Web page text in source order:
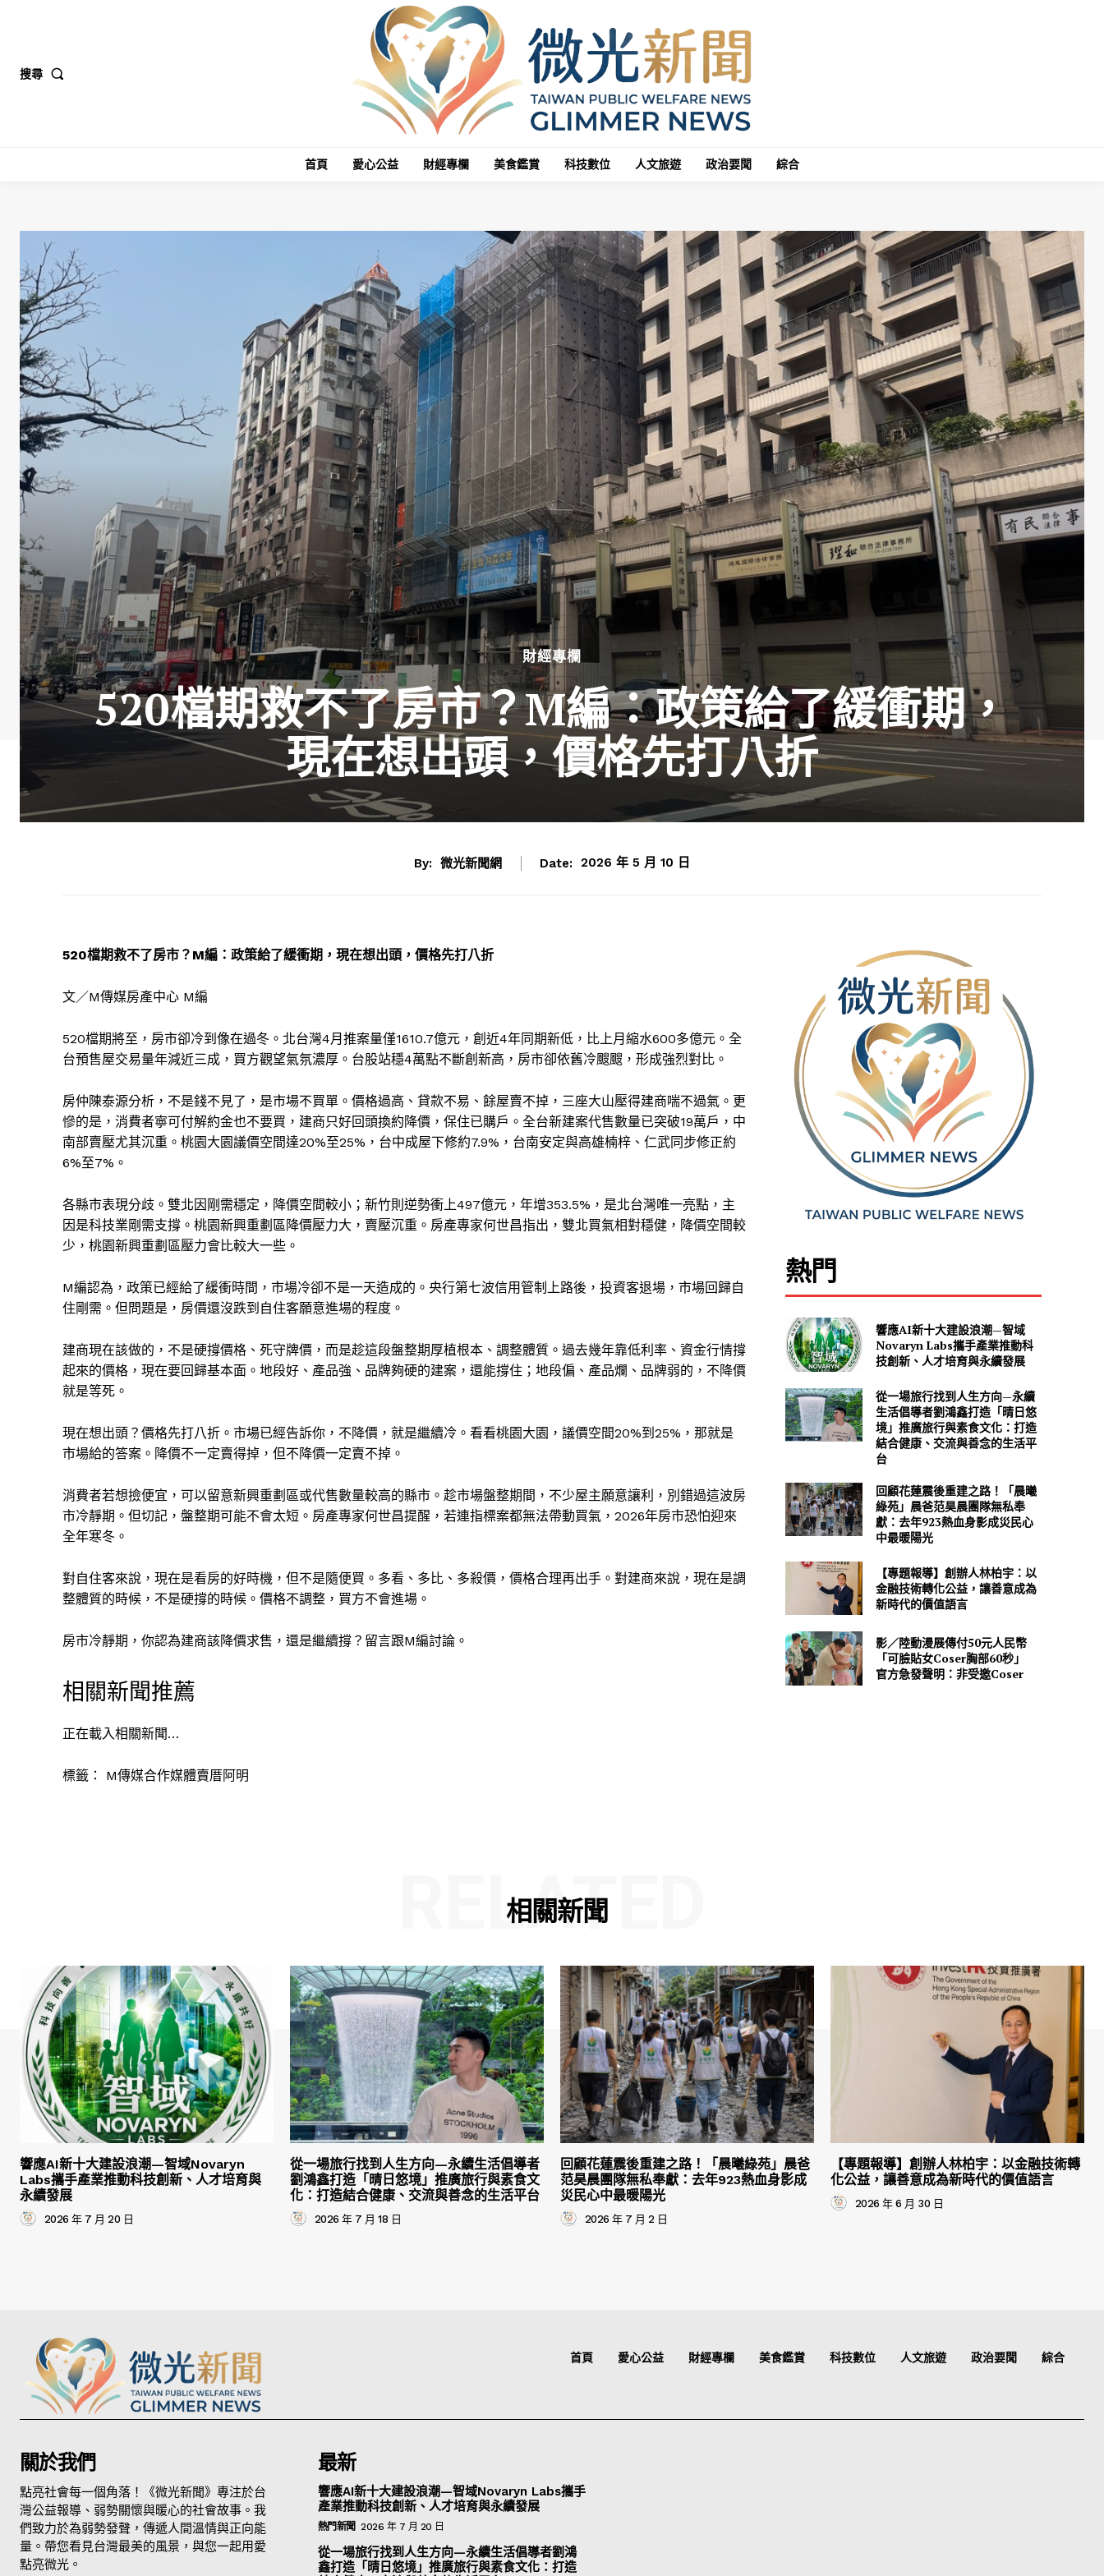
搜尋
首頁 愛心公益 財經專欄 美食鑑賞 科技數位 人文旅遊 政治要聞 綜合
財經專欄
520檔期救不了房市？M編：政策給了緩衝期，
現在想出頭，價格先打八折
By: 微光新聞網 Date: 2026 年 5 月 10 日
520檔期救不了房市？M編：政策給了緩衝期，現在想出頭，價格先打八折
文／M傳媒房產中心 M編
520檔期將至，房市卻冷到像在過冬。北台灣4月推案量僅1610.7億元，創近4年同期新低，比上月縮水600多億元。全
台預售屋交易量年減近三成，買方觀望氣氛濃厚。台股站穩4萬點不斷創新高，房市卻依舊冷颼颼，形成強烈對比。
房仲陳泰源分析，不是錢不見了，是市場不買單。價格過高、貸款不易、餘屋賣不掉，三座大山壓得建商喘不過氣。更
慘的是，消費者寧可付解約金也不要買，建商只好回頭換約降價，保住已購戶。全台新建案代售數量已突破19萬戶，中
南部賣壓尤其沉重。桃園大園議價空間達20%至25%，台中成屋下修約7.9%，台南安定與高雄楠梓、仁武同步修正約
6%至7%。
各縣市表現分歧。雙北因剛需穩定，降價空間較小；新竹則逆勢衝上497億元，年增353.5%，是北台灣唯一亮點，主
因是科技業剛需支撐。桃園新興重劃區降價壓力大，賣壓沉重。房產專家何世昌指出，雙北買氣相對穩健，降價空間較
少，桃園新興重劃區壓力會比較大一些。
M編認為，政策已經給了緩衝時間，市場冷卻不是一天造成的。央行第七波信用管制上路後，投資客退場，市場回歸自
住剛需。但問題是，房價還沒跌到自住客願意進場的程度。
建商現在該做的，不是硬撐價格、死守牌價，而是趁這段盤整期厚植根本、調整體質。過去幾年靠低利率、資金行情撐
起來的價格，現在要回歸基本面。地段好、產品強、品牌夠硬的建案，還能撐住；地段偏、產品爛、品牌弱的，不降價
就是等死。
現在想出頭？價格先打八折。市場已經告訴你，不降價，就是繼續冷。看看桃園大園，議價空間20%到25%，那就是
市場給的答案。降價不一定賣得掉，但不降價一定賣不掉。
消費者若想撿便宜，可以留意新興重劃區或代售數量較高的縣市。趁市場盤整期間，不少屋主願意讓利，別錯過這波房
市冷靜期。但切記，盤整期可能不會太短。房產專家何世昌提醒，若連指標案都無法帶動買氣，2026年房市恐怕迎來
全年寒冬。
對自住客來說，現在是看房的好時機，但不是隨便買。多看、多比、多殺價，價格合理再出手。對建商來說，現在是調
整體質的時候，不是硬撐的時候。價格不調整，買方不會進場。
房市冷靜期，你認為建商該降價求售，還是繼續撐？留言跟M編討論。
相關新聞推薦
正在載入相關新聞…
標籤： M傳媒合作媒體賣厝阿明
熱門
響應AI新十大建設浪潮—智域
Novaryn Labs攜手產業推動科
技創新、人才培育與永續發展
從一場旅行找到人生方向—永續
生活倡導者劉鴻鑫打造「晴日悠
境」推廣旅行與素食文化：打造
結合健康、交流與善念的生活平
台
回顧花蓮震後重建之路！「晨曦
綠苑」晨爸范昊晨團隊無私奉
獻：去年923熱血身影成災民心
中最暖陽光
【專題報導】創辦人林柏宇：以
金融技術轉化公益，讓善意成為
新時代的價值語言
影／陸動漫展傳付50元人民幣
「可臉貼女Coser胸部60秒」
官方急發聲明：非受邀Coser
相關新聞
RELATED
響應AI新十大建設浪潮—智域Novaryn
Labs攜手產業推動科技創新、人才培育與
永續發展
2026 年 7 月 20 日
從一場旅行找到人生方向—永續生活倡導者
劉鴻鑫打造「晴日悠境」推廣旅行與素食文
化：打造結合健康、交流與善念的生活平台
2026 年 7 月 18 日
回顧花蓮震後重建之路！「晨曦綠苑」晨爸
范昊晨團隊無私奉獻：去年923熱血身影成
災民心中最暖陽光
2026 年 7 月 2 日
【專題報導】創辦人林柏宇：以金融技術轉
化公益，讓善意成為新時代的價值語言
2026 年 6 月 30 日
首頁 愛心公益 財經專欄 美食鑑賞 科技數位 人文旅遊 政治要聞 綜合
關於我們
點亮社會每一個角落！《微光新聞》專注於台
灣公益報導、弱勢關懷與暖心的社會故事。我
們致力於為弱勢發聲，傳遞人間溫情與正向能
量。帶您看見台灣最美的風景，與您一起用愛
點亮微光。
最新
響應AI新十大建設浪潮—智域Novaryn Labs攜手
產業推動科技創新、人才培育與永續發展
熱門新聞 2026 年 7 月 20 日
從一場旅行找到人生方向—永續生活倡導者劉鴻
鑫打造「晴日悠境」推廣旅行與素食文化：打造